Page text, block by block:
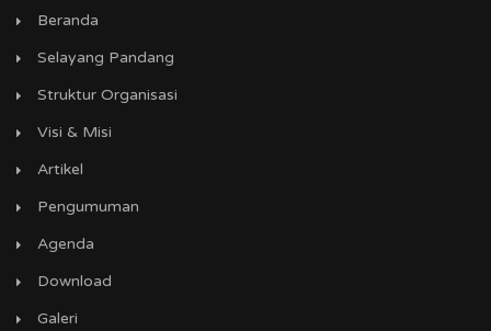
Beranda
Selayang Pandang
Struktur Organisasi
Visi & Misi
Artikel
Pengumuman
Agenda
Download
Galeri